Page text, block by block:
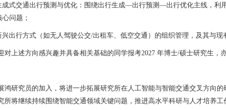
成式交通出行预测与优化：围绕出行生成—出行预测 —出行优化主线，利
心问题；
兴出行方式（如无人驾驶公交/出租车、低空交通）的组织管理，及其与现
对上述方向感兴趣并具备相关基础的同学报考2027 年博士/硕士研究生，
鸿研究员的加入，将进一步拓展研究所在人工智能与智能交通交叉方向
所将继续持续围绕智能交通领域关键问题，推进高水平科研与人才培养工